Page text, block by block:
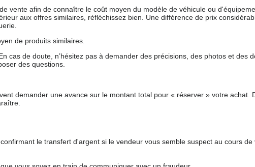
vente afin de connaître le coût moyen du modèle de véhicule ou
aux offres similaires, réfléchissez bien. Une différence de prix
de produits similaires.
cas de doute, n’hésitez pas à demander des précisions, des photos et des
des questions.
demander une avance sur le montant total pour « réserver » votre achat.
le transfert d'argent si le vendeur vous semble suspect au cours de